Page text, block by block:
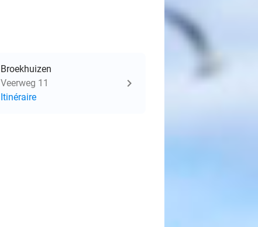
Broekhuizen
Veerweg 11
Itinéraire